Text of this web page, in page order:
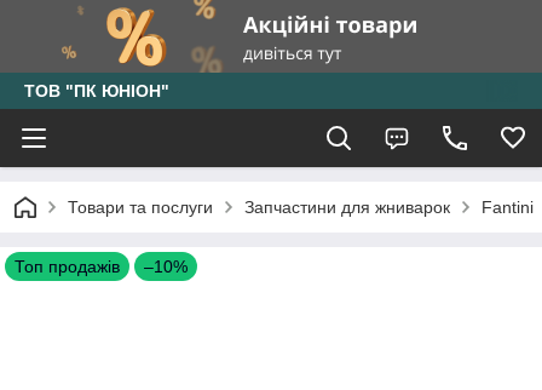
ТОВ "ПК ЮНІОН"
Товари та послуги Запчастини для жниварок Fantini
Топ продажів –10%